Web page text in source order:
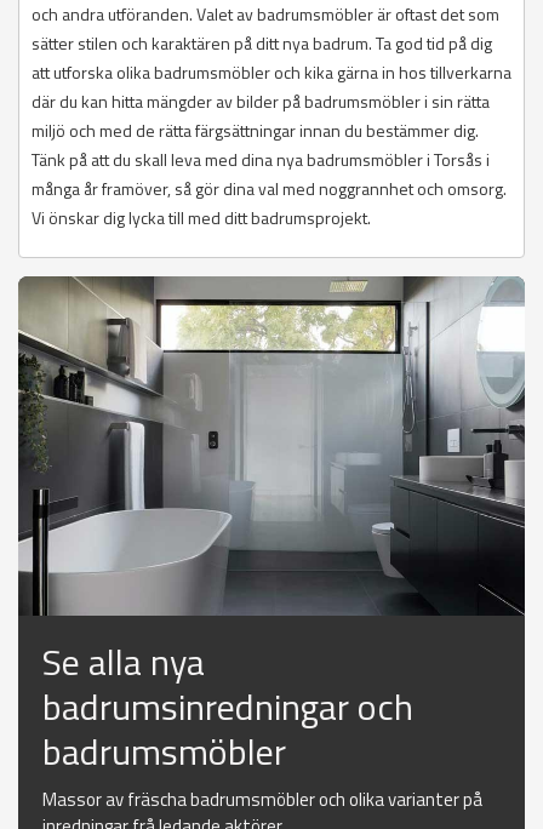
och andra utföranden. Valet av badrumsmöbler är oftast det som
sätter stilen och karaktären på ditt nya badrum. Ta god tid på dig
att utforska olika badrumsmöbler och kika gärna in hos tillverkarna
där du kan hitta mängder av bilder på badrumsmöbler i sin rätta
miljö och med de rätta färgsättningar innan du bestämmer dig.
Tänk på att du skall leva med dina nya badrumsmöbler i Torsås i
många år framöver, så gör dina val med noggrannhet och omsorg.
Vi önskar dig lycka till med ditt badrumsprojekt.
Se alla nya
badrumsinredningar och
badrumsmöbler
Massor av fräscha badrumsmöbler och olika varianter på